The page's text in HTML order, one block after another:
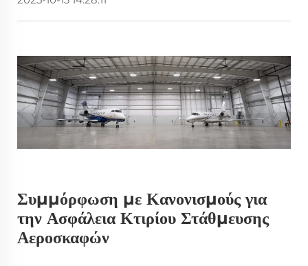
Συμμόρφωση με Κανονισμούς για
την Ασφάλεια Κτιρίου Στάθμευσης
Αεροσκαφών